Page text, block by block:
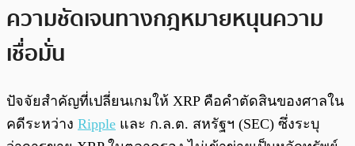
ความชัดเจนทางกฎหมายหนุนความ
เชื่อมั่น
ปัจจัยสำคัญที่เปลี่ยนเกมให้ XRP คือคำตัดสินของศาลใน
คดีระหว่าง Ripple และ ก.ล.ต. สหรัฐฯ (SEC) ซึ่งระบุ